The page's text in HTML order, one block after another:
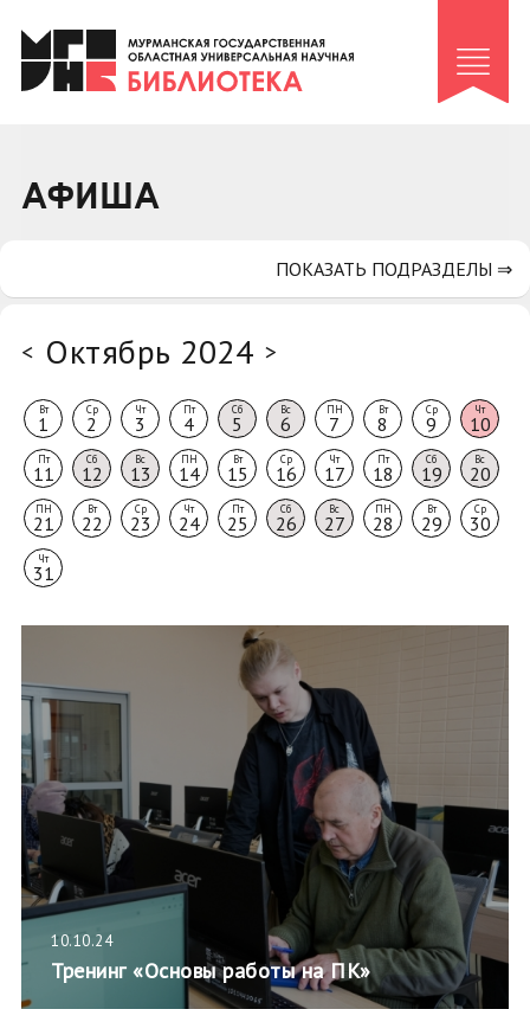
Клуб «Гиря и сельдерей»
Клуб «Семейный архив»
Коллегам
АФИША
< Октябрь 2024 >
Вт
1
Ср
2
Чт
3
Пт
4
Сб
5
Вс
6
ПН
7
Вт
8
Ср
9
Чт
10
Пт
11
Сб
12
Вс
13
ПН
14
Вт
15
Ср
16
Чт
17
Пт
18
Сб
19
Вс
20
ПН
21
Вт
22
Ср
23
Чт
24
Пт
25
Сб
26
Вс
27
ПН
28
Вт
29
Ср
30
Чт
31
10.10.24
Тренинг «Основы работы на ПК»
ПОКАЗАТЬ ПОДРАЗДЕЛЫ ⇒